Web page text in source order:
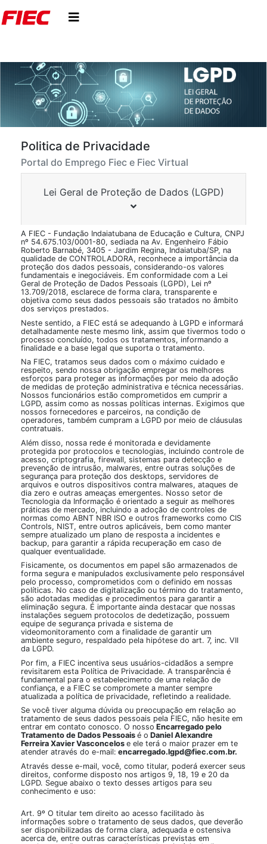
Politica de Privacidade
Portal do Emprego Fiec e Fiec Virtual
Lei Geral de Proteção de Dados (LGPD)
A FIEC - Fundação Indaiatubana de Educação e Cultura, CNPJ
nº 54.675.103/0001-80, sediada na Av. Engenheiro Fábio
Roberto Barnabé, 3405 - Jardim Regina, Indaiatuba/SP, na
qualidade de CONTROLADORA, reconhece a importância da
proteção dos dados pessoais, considerando-os valores
fundamentais e inegociáveis. Em conformidade com a Lei
Geral de Proteção de Dados Pessoais (LGPD), Lei nº
13.709/2018, esclarece de forma clara, transparente e
objetiva como seus dados pessoais são tratados no âmbito
dos serviços prestados.
Neste sentido, a FIEC está se adequando à LGPD e informará
detalhadamente neste mesmo link, assim que tivermos todo o
processo concluído, todos os tratamentos, informando a
finalidade e a base legal que suporta o tratamento.
Na FIEC, tratamos seus dados com o máximo cuidado e
respeito, sendo nossa obrigação empregar os melhores
esforços para proteger as informações por meio da adoção
de medidas de proteção administrativa e técnica necessárias.
Nossos funcionários estão comprometidos em cumprir a
LGPD, assim como as nossas políticas internas. Exigimos que
nossos fornecedores e parceiros, na condição de
operadores, também cumpram a LGPD por meio de cláusulas
contratuais.
Além disso, nossa rede é monitorada e devidamente
protegida por protocolos e tecnologias, incluindo controle de
acesso, criptografia, firewall, sistemas para detecção e
prevenção de intrusão, malwares, entre outras soluções de
segurança para proteção dos desktops, servidores de
arquivos e outros dispositivos contra malwares, ataques de
dia zero e outras ameaças emergentes. Nosso setor de
Tecnologia da Informação é orientado a seguir as melhores
práticas de mercado, incluindo a adoção de controles de
normas como ABNT NBR ISO e outros frameworks como CIS
Controls, NIST, entre outros aplicáveis, bem como manter
sempre atualizado um plano de resposta a incidentes e
backup, para garantir a rápida recuperação em caso de
qualquer eventualidade.
Fisicamente, os documentos em papel são armazenados de
forma segura e manipulados exclusivamente pelo responsável
pelo processo, comprometidos com o definido em nossas
políticas. No caso de digitalização ou término do tratamento,
são adotadas medidas e procedimentos para garantir a
eliminação segura. É importante ainda destacar que nossas
instalações seguem protocolos de dedetização, possuem
equipe de segurança privada e sistema de
videomonitoramento com a finalidade de garantir um
ambiente seguro, respaldado pela hipótese do art. 7, inc. VII
da LGPD.
Por fim, a FIEC incentiva seus usuários-cidadãos a sempre
revisitarem esta Política de Privacidade. A transparência é
fundamental para o estabelecimento de uma relação de
confiança, e a FIEC se compromete a manter sempre
atualizada a política de privacidade, refletindo a realidade.
Se você tiver alguma dúvida ou preocupação em relação ao
tratamento de seus dados pessoais pela FIEC, não hesite em
entrar em contato conosco. O nosso Encarregado pelo
Tratamento de Dados Pessoais é o Daniel Alexandre
Ferreira Xavier Vasconcelos e ele terá o maior prazer em te
atender através do e-mail: encarregado.lgpd@fiec.com.br.
Através desse e-mail, você, como titular, poderá exercer seus
direitos, conforme disposto nos artigos 9, 18, 19 e 20 da
LGPD. Segue abaixo o texto desses artigos para seu
conhecimento e uso:
Art. 9º O titular tem direito ao acesso facilitado às
informações sobre o tratamento de seus dados, que deverão
ser disponibilizadas de forma clara, adequada e ostensiva
acerca de, entre outras características previstas em